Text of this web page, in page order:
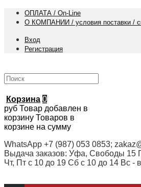
ОПЛАТА / On-Line
О КОМПАНИИ / условия поставки /
Вход
Регистрация
Корзина 0
руб Товар добавлен в
корзину Товаров в
корзине на сумму
WhatsApp +7 (987) 053 0853;
Выдача заказов: Уфа, Свободы 15
Чт, Пт с 10 до 19 Сб с 10 до 14 Вс -